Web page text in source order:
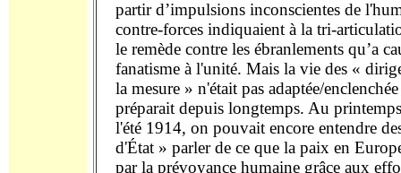
partir d’impulsions inconscientes de
contre-forces indiquaient à la tri-
le remède contre les ébranlements qu’a
fanatisme à l'unité. Mais la vie des «
la mesure » n'était pas adaptée/
préparait depuis longtemps. Au
l'été 1914, on pouvait encore entendre
d'État » parler de ce que la paix en
par la prévoyance humaine grâce aux